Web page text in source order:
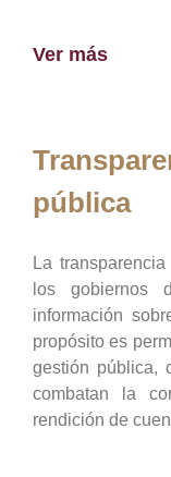
Ver más
pública
La
los gobiernos
información
propósito es
gestión pública,
combatan la
rendición de